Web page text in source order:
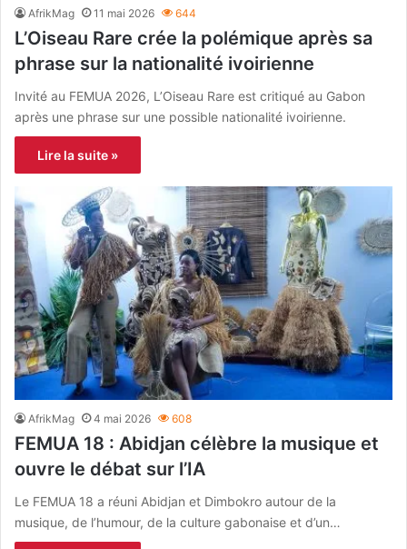
AfrikMag 11 mai 2026 644
L’Oiseau Rare crée la polémique après sa
phrase sur la nationalité ivoirienne
Invité au FEMUA 2026, L’Oiseau Rare est critiqué au Gabon
après une phrase sur une possible nationalité ivoirienne.
Lire la suite »
AfrikMag 4 mai 2026 608
FEMUA 18 : Abidjan célèbre la musique et
ouvre le débat sur l’IA
Le FEMUA 18 a réuni Abidjan et Dimbokro autour de la
musique, de l’humour, de la culture gabonaise et d’un…